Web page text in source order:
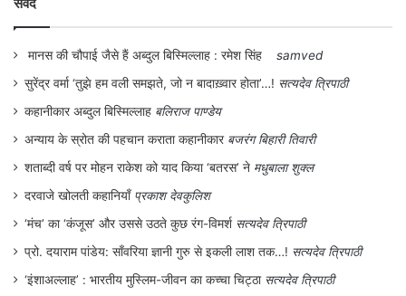
मानस की चौपाई जैसे हैं अब्दुल बिस्मिल्लाह : रमेश सिंह
samved
सुरेंद्र वर्मा ‘तुझे हम वली समझते, जो न बादाख़्वार होता’…! सत्यदेव त्रिपाठी
कहानीकार अब्दुल बिस्मिल्लाह बलिराज पाण्डेय
अन्याय के स्रोत की पहचान कराता कहानीकार बजरंग बिहारी तिवारी
शताब्दी वर्ष पर मोहन राकेश को याद किया ‘बतरस’ ने मधुबाला शुक्ल
दरवाजे खोलती कहानियाँ प्रकाश देवकुलिश
‘मंच’ का ‘कंजूस’ और उससे उठते कुछ रंग-विमर्श सत्यदेव त्रिपाठी
प्रो. दयाराम पांडेय: साँवरिया ज्ञानी गुरु से इकली लाश तक…! सत्यदेव त्रिपाठी
‘इंशाअल्लाह’ : भारतीय मुस्लिम-जीवन का कच्चा चिट्ठा सत्यदेव त्रिपाठी